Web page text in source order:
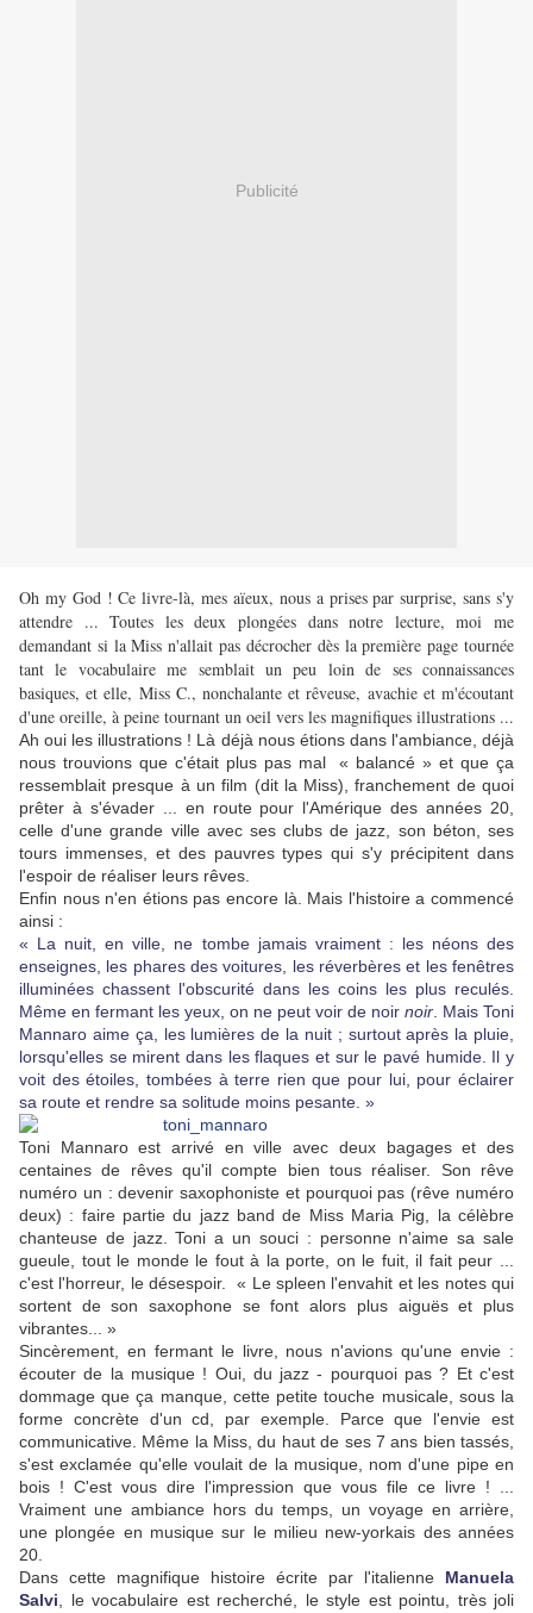
Publicité
Oh my God ! Ce livre-là, mes aïeux, nous a prises par surprise, sans s'y
attendre ... Toutes les deux plongées dans notre lecture, moi me
demandant si la Miss n'allait pas décrocher dès la première page tournée
tant le vocabulaire me semblait un peu loin de ses connaissances
basiques, et elle, Miss C., nonchalante et rêveuse, avachie et m'écoutant
d'une oreille, à peine tournant un oeil vers les magnifiques illustrations ...
Ah oui les illustrations ! Là déjà nous étions dans l'ambiance, déjà
nous trouvions que c'était plus pas mal « balancé » et que ça
ressemblait presque à un film (dit la Miss), franchement de quoi
prêter à s'évader ... en route pour l'Amérique des années 20,
celle d'une grande ville avec ses clubs de jazz, son béton, ses
tours immenses, et des pauvres types qui s'y précipitent dans
l'espoir de réaliser leurs rêves.
Enfin nous n'en étions pas encore là. Mais l'histoire a commencé
ainsi :
« La nuit, en ville, ne tombe jamais vraiment : les néons des
enseignes, les phares des voitures, les réverbères et les fenêtres
illuminées chassent l'obscurité dans les coins les plus reculés.
Même en fermant les yeux, on ne peut voir de noir noir . Mais Toni
Mannaro aime ça, les lumières de la nuit ; surtout après la pluie,
lorsqu'elles se mirent dans les flaques et sur le pavé humide. Il y
voit des étoiles, tombées à terre rien que pour lui, pour éclairer
sa route et rendre sa solitude moins pesante. »
Toni Mannaro est arrivé en ville avec deux bagages et des
centaines de rêves qu'il compte bien tous réaliser. Son rêve
numéro un : devenir saxophoniste et pourquoi pas (rêve numéro
deux) : faire partie du jazz band de Miss Maria Pig, la célèbre
chanteuse de jazz. Toni a un souci : personne n'aime sa sale
gueule, tout le monde le fout à la porte, on le fuit, il fait peur ...
c'est l'horreur, le désespoir. « Le spleen l'envahit et les notes qui
sortent de son saxophone se font alors plus aiguës et plus
vibrantes... »
Sincèrement, en fermant le livre, nous n'avions qu'une envie :
écouter de la musique ! Oui, du jazz - pourquoi pas ? Et c'est
dommage que ça manque, cette petite touche musicale, sous la
forme concrète d'un cd, par exemple. Parce que l'envie est
communicative. Même la Miss, du haut de ses 7 ans bien tassés,
s'est exclamée qu'elle voulait de la musique, nom d'une pipe en
bois ! C'est vous dire l'impression que vous file ce livre ! ...
Vraiment une ambiance hors du temps, un voyage en arrière,
une plongée en musique sur le milieu new-yorkais des années
20.
Dans cette magnifique histoire écrite par l'italienne Manuela
Salvi , le vocabulaire est recherché, le style est pointu, très joli